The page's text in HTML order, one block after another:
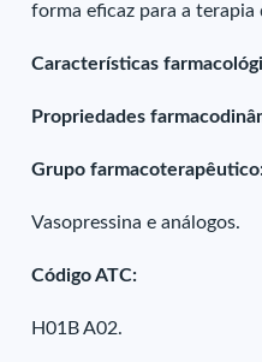
forma eficaz para a terapia
Características
Propriedades
Grupo
Vasopressina e análogos.
Código ATC:
H01B A02.